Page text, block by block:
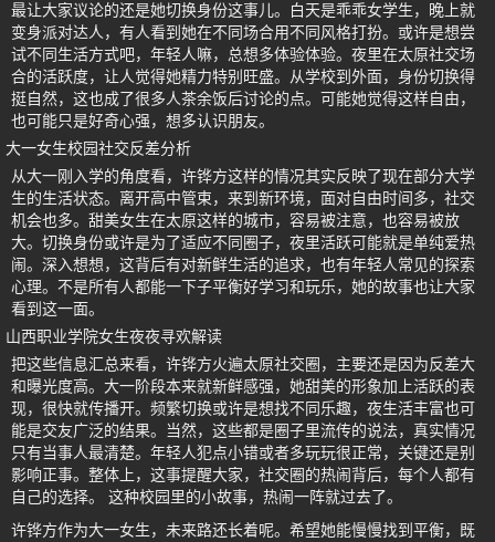
最让大家议论的还是她切换身份这事儿。白天是乖乖女学生，晚上就
变身派对达人，有人看到她在不同场合用不同风格打扮。或许是想尝
试不同生活方式吧，年轻人嘛，总想多体验体验。夜里在太原社交场
合的活跃度，让人觉得她精力特别旺盛。从学校到外面，身份切换得
挺自然，这也成了很多人茶余饭后讨论的点。可能她觉得这样自由，
也可能只是好奇心强，想多认识朋友。
大一女生校园社交反差分析
从大一刚入学的角度看，许铧方这样的情况其实反映了现在部分大学
生的生活状态。离开高中管束，来到新环境，面对自由时间多，社交
机会也多。甜美女生在太原这样的城市，容易被注意，也容易被放
大。切换身份或许是为了适应不同圈子，夜里活跃可能就是单纯爱热
闹。深入想想，这背后有对新鲜生活的追求，也有年轻人常见的探索
心理。不是所有人都能一下子平衡好学习和玩乐，她的故事也让大家
看到这一面。
山西职业学院女生夜夜寻欢解读
把这些信息汇总来看，许铧方火遍太原社交圈，主要还是因为反差大
和曝光度高。大一阶段本来就新鲜感强，她甜美的形象加上活跃的表
现，很快就传播开。频繁切换或许是想找不同乐趣，夜生活丰富也可
能是交友广泛的结果。当然，这些都是圈子里流传的说法，真实情况
只有当事人最清楚。年轻人犯点小错或者多玩玩很正常，关键还是别
影响正事。整体上，这事提醒大家，社交圈的热闹背后，每个人都有
自己的选择。 这种校园里的小故事，热闹一阵就过去了。
许铧方作为大一女生，未来路还长着呢。希望她能慢慢找到平衡，既